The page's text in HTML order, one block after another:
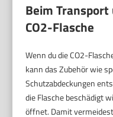
Beim
CO2-Flasche
Wenn du die CO2-
kann das Zubehör wie
Schutzabdeckungen
die Flasche beschädigt
öffnet. Damit